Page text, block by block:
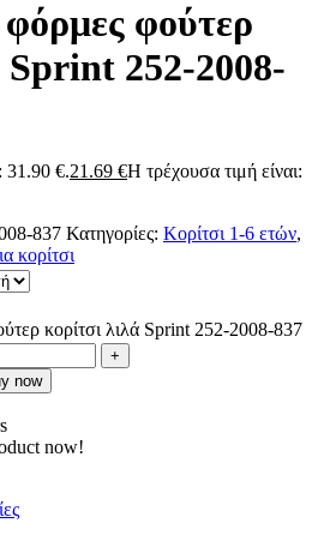
φούτερ
Sprint 252-2008-
31.90 €.21.69 €Η τρέχουσα τιμή είναι:
837 Κατηγορίες: Κορίτσι 1-6 ετών,
κορίτσι
κορίτσι λιλά Sprint 252-2008-837
now
now!